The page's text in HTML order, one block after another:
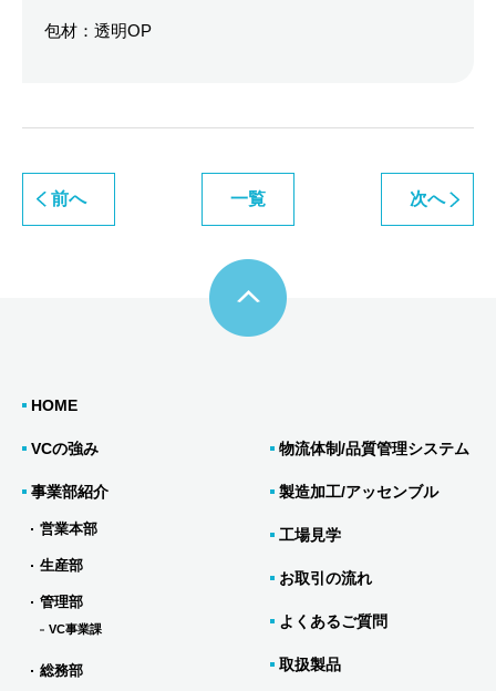
包材：透明OP
前へ 一覧 次へ
HOME
VCの強み
事業部紹介
営業本部
生産部
管理部
VC事業課
総務部
物流体制/品質管理システム
製造加工/アッセンブル
工場見学
お取引の流れ
よくあるご質問
取扱製品